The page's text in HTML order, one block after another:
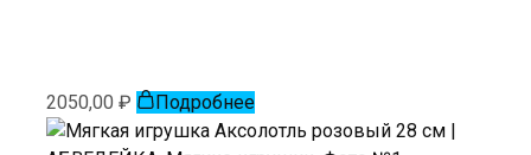
2050,00 ₽ Подробнее